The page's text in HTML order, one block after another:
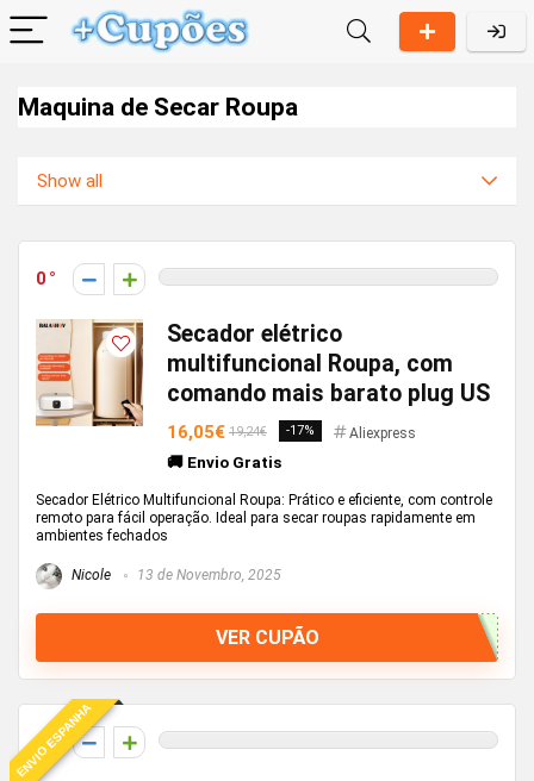
Maquina de Secar Roupa
Show all
0
Secador elétrico
multifuncional Roupa, com
comando mais barato plug US
16,05€ 19,24€ -17% Aliexpress
🚚 Envio Gratis
Secador Elétrico Multifuncional Roupa: Prático e eficiente, com controle
remoto para fácil operação. Ideal para secar roupas rapidamente em
ambientes fechados
Nicole 13 de Novembro, 2025
VER CUPÃO
ENVIO ESPANHA
0